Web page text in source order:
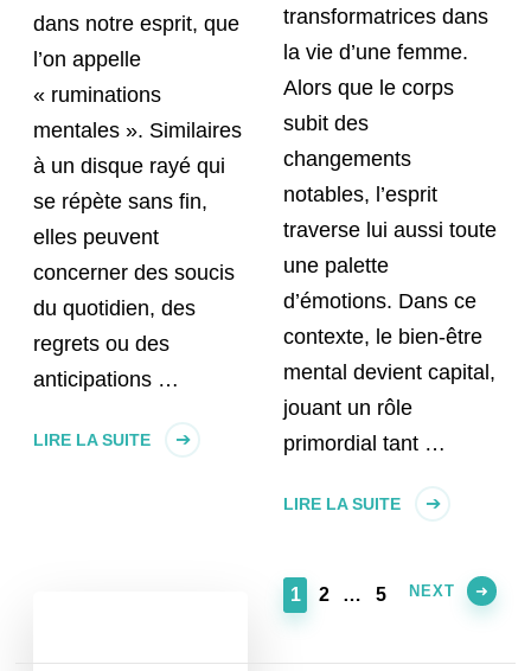
dans notre esprit, que
l’on appelle
« ruminations
mentales ». Similaires
à un disque rayé qui
se répète sans fin,
elles peuvent
concerner des soucis
du quotidien, des
regrets ou des
anticipations …
LIRE LA SUITE
transformatrices dans
la vie d’une femme.
Alors que le corps
subit des
changements
notables, l’esprit
traverse lui aussi toute
une palette
d’émotions. Dans ce
contexte, le bien-être
mental devient capital,
jouant un rôle
primordial tant …
LIRE LA SUITE
PAGE
1 PAGE
2 … PAGE
5 NEXT